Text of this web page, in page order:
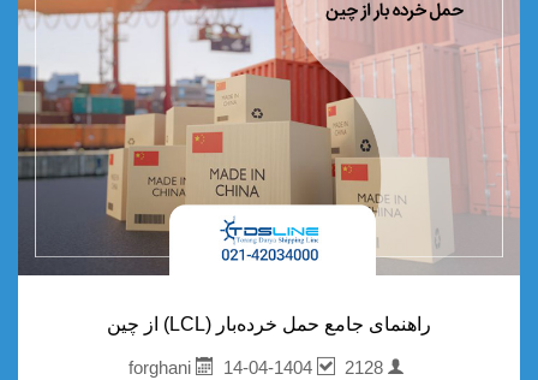
راهنمای جامع حمل خرده‌بار (LCL) از چین
forghani
14-04-1404 2128